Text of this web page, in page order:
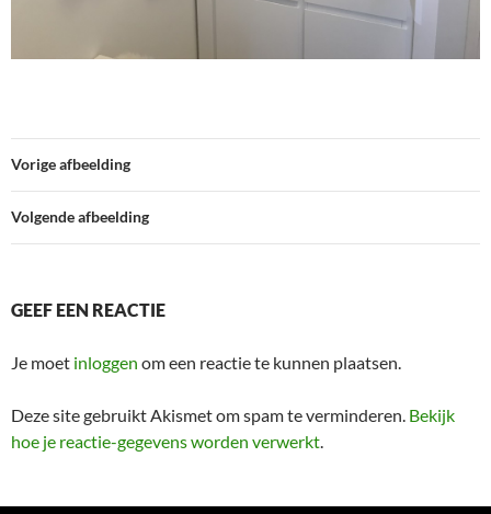
Vorige afbeelding
Volgende afbeelding
GEEF EEN REACTIE
Je moet inloggen om een reactie te kunnen plaatsen.
Deze site gebruikt Akismet om spam te verminderen. Bekijk
hoe je reactie-gegevens worden verwerkt.